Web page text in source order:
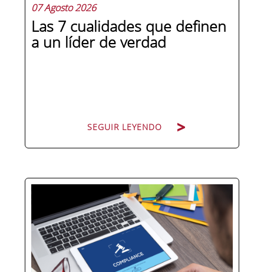
07 Agosto 2026
Las 7 cualidades que definen
a un líder de verdad
SEGUIR LEYENDO
Hay personas que ocupan puestos de
dirección y hay personas que lideran.
La diferencia no está en el cargo ni en
la antigüedad, sino en un conjunto de
competencias que se pueden
aprender, practicar y medir. Si te